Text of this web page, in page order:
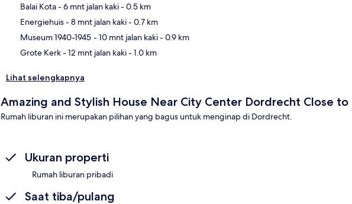
Balai Kota- 6 mnt jalan kaki- 0.5 km
Energiehuis- 8 mnt jalan kaki- 0.7 km
Museum 1940-1945 - 10 mnt jalan kaki- 0.9 km
Grote Kerk- 12 mnt jalan kaki- 1.0 km
Lihat selengkapnya
Amazing and Stylish House Near City Center Dordrecht Close
Rumah liburan ini merupakan pilihan yang bagus untuk menginap di Dordrecht.
Ukuran properti
Rumah liburan pribadi
Saat tiba/pulang